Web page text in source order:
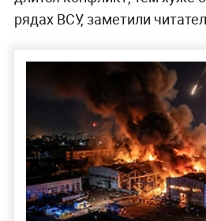
рядах ВСУ, заметили